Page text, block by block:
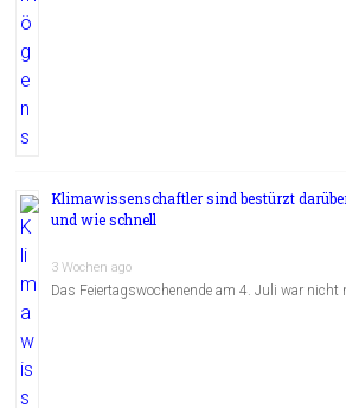
Klimawissenschaftler sind bestürzt
und wie schnell
3 Wochen ago
Das Feiertagswochenende am 4. Juli war